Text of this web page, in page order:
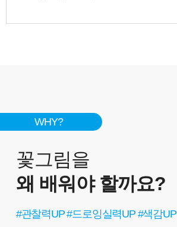
WHY?
꽃그림을
왜 배워야 할까요?
#관찰력UP #드로잉실력UP #색감UP